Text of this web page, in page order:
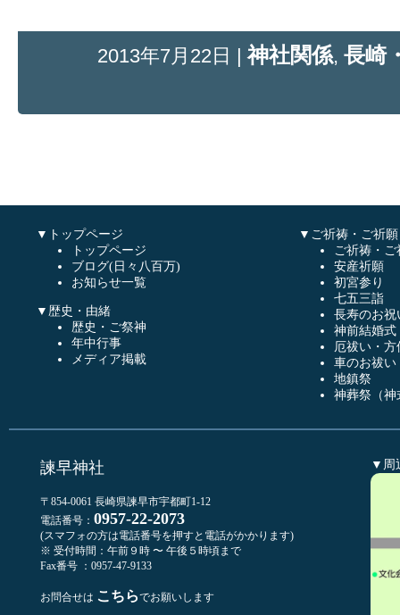
2013年7月22日 |神社関係, 長崎
▼トップページ
トップページ
ブログ(日々八百万)
お知らせ一覧
▼歴史・由緒
歴史・ご祭神
年中行事
メディア掲載
▼ご祈祷・ご祈願
ご祈祷・ご
安産祈願
初宮参り
七五三詣
長寿のお祝
神前結婚式
厄祓い・方
車のお祓い
地鎮祭
神葬祭（神
諫早神社
〒854-0061 長崎県諫早市宇都町1-12
電話番号： 0957-22-2073
(スマフォの方は電話番号を押すと電話がかかります)
※ 受付時間：午前９時 〜 午後５時頃まで
Fax番号 ：0957-47-9133
お問合せは こちらでお願いします
▼周